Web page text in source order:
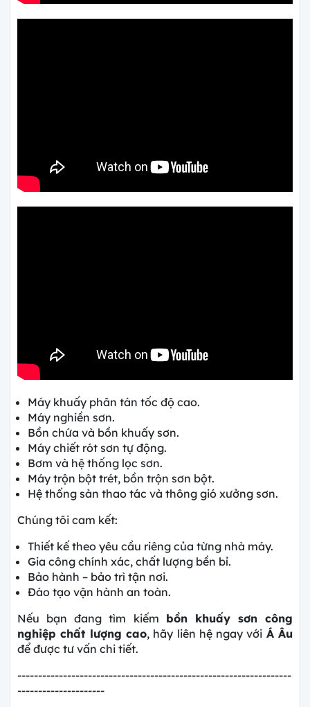
Máy khuấy phân tán tốc độ cao.
Máy nghiền sơn.
Bồn chứa và bồn khuấy sơn.
Máy chiết rót sơn tự động.
Bơm và hệ thống lọc sơn.
Máy trộn bột trét, bồn trộn sơn bột.
Hệ thống sàn thao tác và thông gió xưởng sơn.
Chúng tôi cam kết:
Thiết kế theo yêu cầu riêng của từng nhà máy.
Gia công chính xác, chất lượng bền bỉ.
Bảo hành – bảo trì tận nơi.
Đào tạo vận hành an toàn.
Nếu bạn đang tìm kiếm bồn khuấy sơn công
nghiệp chất lượng cao, hãy liên hệ ngay với Á Âu
để được tư vấn chi tiết.
------------------------------------------------------------------
---------------------